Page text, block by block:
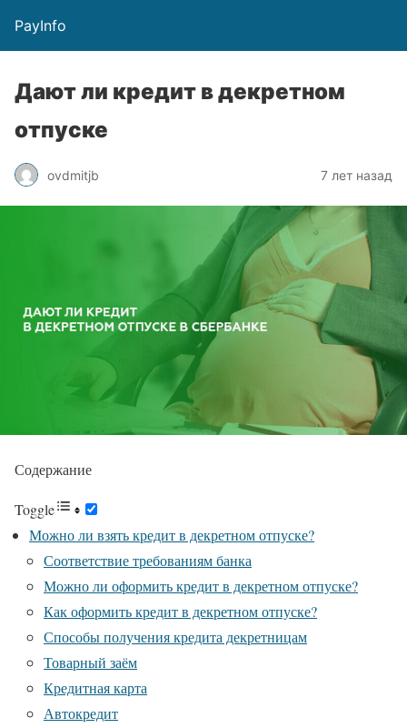
PayInfo
Дают ли кредит в декретном
отпуске
ovdmitjb 7 лет назад
Содержание
Toggle
Можно ли взять кредит в декретном отпуске?
Соответствие требованиям банка
Можно ли оформить кредит в декретном отпуске?
Как оформить кредит в декретном отпуске?
Способы получения кредита декретницам
Товарный заём
Кредитная карта
Автокредит